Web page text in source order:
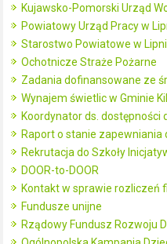
Kujawsko-Pomorski Urząd
Powiatowy Urząd Pracy w
Starostwo Powiatowe w
Ochotnicze Straże Pożarne
Zadania dofinansowane ze
Wynajem świetlic w Gminie
Koordynator ds. dostępności
Raport o stanie
Rekrutacja do Szkoły
DOOR-to-DOOR
Kontakt w sprawie rozliczeń
Fundusze unijne
Rządowy Fundusz Rozwoju